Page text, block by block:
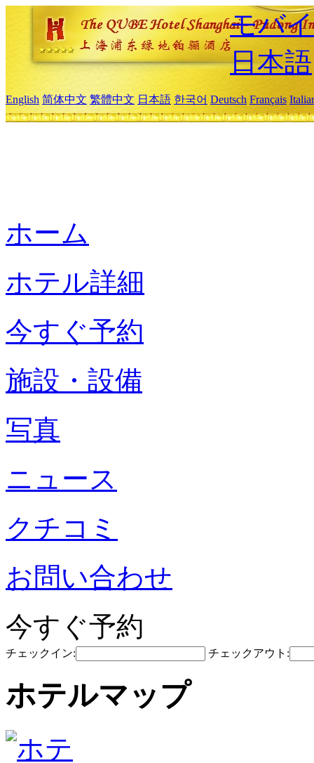
モバ
日本語
English 简体中文 繁體中文 日本語 한국어 Deutsch Français
ホーム
ホテル詳細
今すぐ予約
施設・設備
写真
ニュース
クチコミ
お問い合わせ
今すぐ予約
チェックイン: チェックアウト:
ホテルマップ